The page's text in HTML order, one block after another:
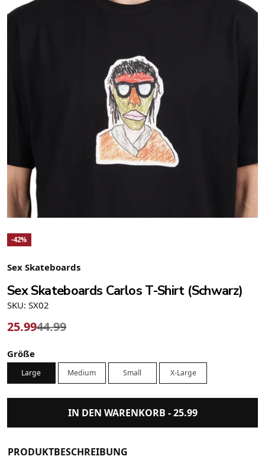
-42%
Sex Skateboards
Sex Skateboards Carlos T-Shirt (Schwarz)
SKU: SX02
25.9944.99
Größe
Large Medium Small X-Large
IN DEN WARENKORB -25.99
PRODUKTBESCHREIBUNG